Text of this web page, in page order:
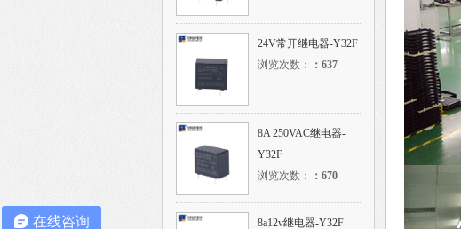
24V常开继电器-Y32F
浏览次数：
： 637
8A 250VAC继电器-
Y32F
浏览次数：
： 670
8a12v继电器-Y32F
在线咨询